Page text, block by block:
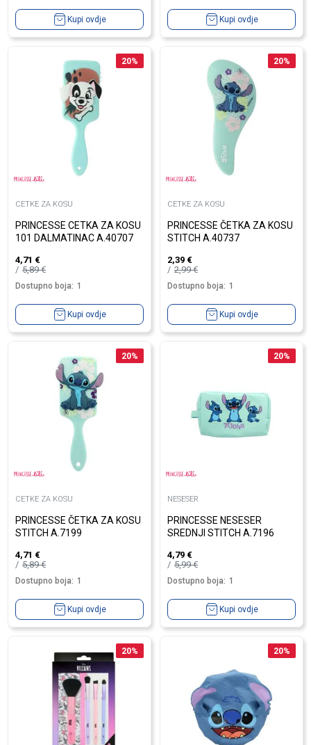
Kupi ovdje Kupi ovdje
20%
CETKE ZA KOSU
PRINCESSE CETKA ZA KOSU
101 DALMATINAC A.40707
4,71 €
5,89€
Dostupno boja: 1
Kupi ovdje
20%
CETKE ZA KOSU
PRINCESSE ČETKA ZA KOSU
STITCH A.40737
2,39 €
2,99€
Dostupno boja: 1
Kupi ovdje
20%
CETKE ZA KOSU
PRINCESSE ČETKA ZA KOSU
STITCH A.7199
4,71 €
5,89€
Dostupno boja: 1
Kupi ovdje
20%
NESESER
PRINCESSE NESESER
SREDNJI STITCH A.7196
4,79 €
5,99€
Dostupno boja: 1
Kupi ovdje
20% 20%